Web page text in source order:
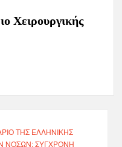
Χειρουργικής
ΤΗΣ ΕΛΛΗΝΙΚΉΣ
ΝΌΣΩΝ: ΣΎΓΧΡΟΝΗ